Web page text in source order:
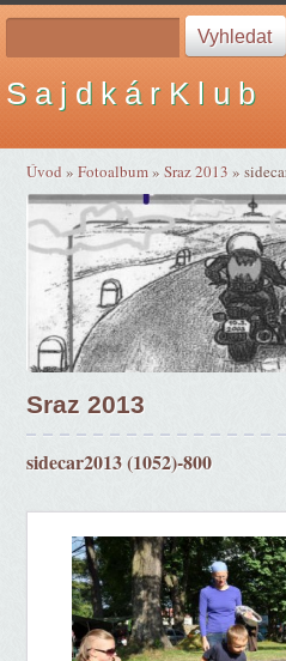
S a j d k á r K l u b
Úvod »Fotoalbum»Sraz 2013 »
Sraz 2013
sidecar2013 (1052)-800